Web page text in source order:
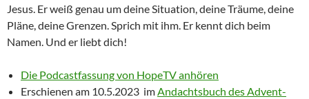
Jesus. Er weiß genau um deine Situation, deine Träume, deine
Pläne, deine Grenzen. Sprich mit ihm. Er kennt dich beim
Namen. Und er liebt dich!
Die Podcastfassung von HopeTV anhören
Erschienen am 10.5.2023 imAndachtsbuch des Advent-